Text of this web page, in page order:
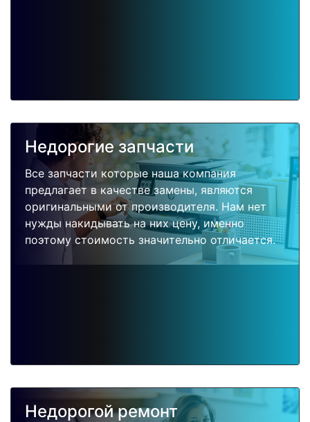
Недорогие запчасти
Все запчасти которые наша компания
предлагает в качестве замены, являются
оригинальными от производителя. Нам нет
нужды накидывать на них цену, именно
поэтому стоимость значительно отличается.
Недорогой ремонт